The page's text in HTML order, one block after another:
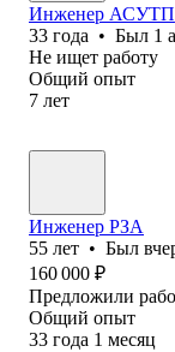
Инженер АСУТП
33 года • Был 1
Не ищет работу
Общий опыт
7 лет
Инженер РЗА
55 лет • Был
160 000 ₽
Предложили
Общий опыт
33 года 1 месяц